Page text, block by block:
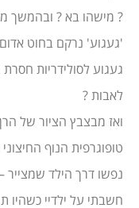
? מישהו בא ? ובהמשך
'געגוע' נרקם בחוט
געגוע לסולידריות
לאבות ?
ואז מבצבץ הציור של
טופוגרפית הנוף
נפשו דרך הילד שמצייר
חשבתי על ילדיי כשהיו